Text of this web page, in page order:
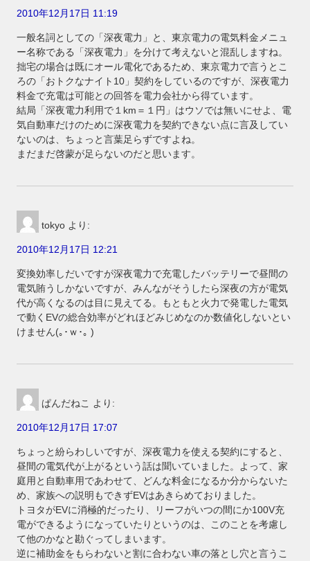
2010年12月17日 11:19
一般名詞としての「深夜電力」と、東京電力の電気料金メニュ
ー名称である「深夜電力」を分けて考えないと混乱しますね。
拙宅の場合は既にオール電化であるため、東京電力で言うとこ
ろの「おトクなナイト10」契約をしているのですが、深夜電力
料金で充電は可能との回答を電力会社から得ています。
結局「深夜電力利用で１km＝１円」はウソでは無いにせよ、電
気自動車だけのために深夜電力を契約できない点に言及してい
ないのは、ちょっと言葉足らずですよね。
まだまだ啓蒙が足らないのだと思います。
tokyo より:
2010年12月17日 12:21
変換効率しだいですが深夜電力で充電したバッテリーで昼間の
電気賄うしかないですが、みんながそうしたら深夜の方が電気
代が高くなるのは目に見えてる。もともと火力で発電した電気
で動くEVの総合効率がどれほどみじめなのか数値化しないとい
けません(｡･ｗ･｡ )
ぱんだねこ より:
2010年12月17日 17:07
ちょっと紛らわしいですが、深夜電力を使える契約にすると、
昼間の電気代が上がるという話は聞いていました。よって、家
庭用と自動車用であわせて、どんな料金になるか分からないた
め、家族への説明もできずEVはあきらめておりました。
トヨタがEVに消極的だったり、リーフがいつの間にか100V充
電ができるようになっていたりというのは、このことを考慮し
て他のかなと勘ぐってしまいます。
逆に補助金をもらわないと割に合わない車の落とし穴と言うこ